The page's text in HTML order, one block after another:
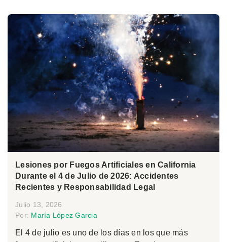
Lesiones por Fuegos Artificiales en California
Durante el 4 de Julio de 2026: Accidentes
Recientes y Responsabilidad Legal
Julio 13, 2026
Por: María López Garcia
El 4 de julio es uno de los días en los que más